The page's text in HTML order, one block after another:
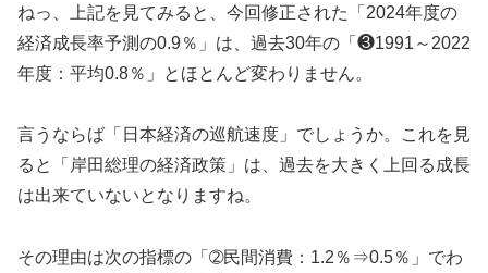
ねっ、上記を見てみると、今回修正された「2024年度の
経済成長率予測の0.9％」は、過去30年の「❸1991～2022
年度：平均0.8％」とほとんど変わりません。
言うならば「日本経済の巡航速度」でしょうか。これを見
ると「岸田総理の経済政策」は、過去を大きく上回る成長
は出来ていないとなりますね。
その理由は次の指標の「➁民間消費：1.2％⇒0.5％」でわ